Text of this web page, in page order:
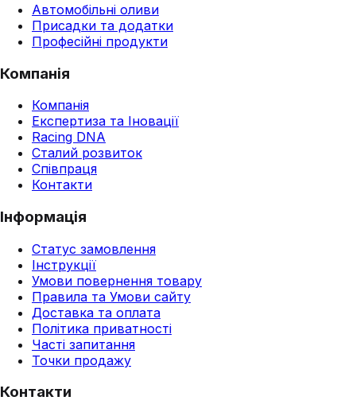
Автомобільні оливи
Присадки та додатки
Професійні продукти
Компанія
Компанія
Експертиза та Іновації
Racing DNA
Сталий розвиток
Співпраця
Контакти
Інформація
Статус замовлення
Інструкції
Умови повернення товару
Правила та Умови сайту
Доставка та оплата
Політика приватності
Часті запитання
Точки продажу
Контакти